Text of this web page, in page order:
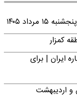
۱۴۰۵
کمزار
ایران | برای
و اردیبهشت